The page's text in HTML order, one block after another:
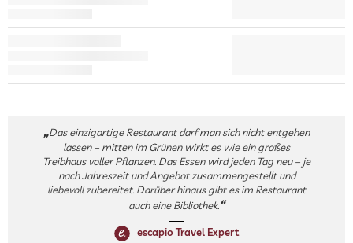
Das einzigartige Restaurant darf man sich nicht entgehen
lassen – mitten im Grünen wirkt es wie ein großes
Treibhaus voller Pflanzen. Das Essen wird jeden Tag neu – je
nach Jahreszeit und Angebot zusammengestellt und
liebevoll zubereitet. Darüber hinaus gibt es im Restaurant
auch eine Bibliothek.
escapio Travel Expert